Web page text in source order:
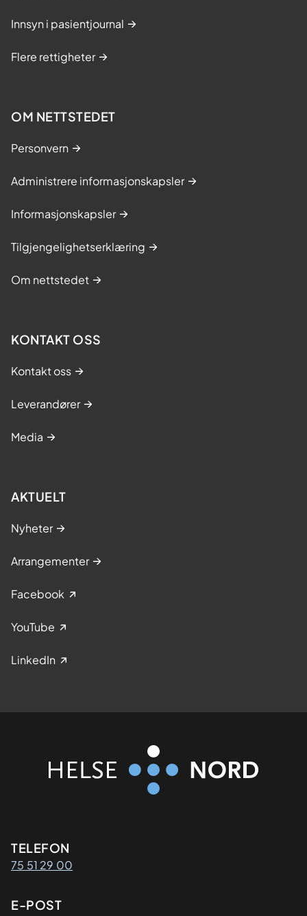
Innsyn i pasientjournal
Flere rettigheter
OM NETTSTEDET
Personvern
Administrere informasjonskapsler
Informasjonskapsler
Tilgjengelighetserklæring
Om nettstedet
KONTAKT OSS
Kontakt oss
Leverandører
Media
AKTUELT
Nyheter
Arrangementer
Facebook
YouTube
LinkedIn
Kontaktinformasjon
TELEFON
75 51 29 00
E-POST